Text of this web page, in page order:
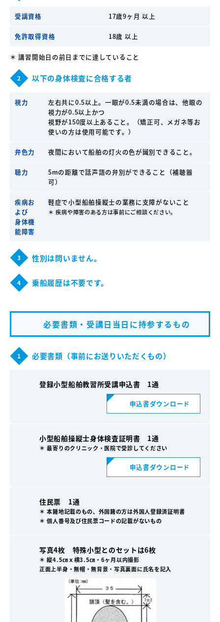
受講資格 17歳9ヶ月 以上
免許取得資格 18歳 以上
＊ 講習開始日の前日までに達していること
2 以下の身体検査に合格する者
視力
左右共に0.5以上。一眼が0.5未満の場合は、他眼の
視力が0.5以上かつ
視野が150度以上あること。（矯正可、メガネ等お
使いの方は使用可能です。）
弁色力 夜間において船舶の灯火の色が識別できること。
聴力
5mの距離で話声語の弁別ができること（補聴器
可）
疾病お
よび
身体機
能障害
軽症で小型船舶操縦士の業務に支障がないこと
＊ 疾病や障害のある方は事前にご相談ください。
3 性別は問いません。
4 乗船履歴は不要です。
必要書類・受講日当日に持参するもの
1 必要書類（事前にお送りいただくもの）
登録小型船舶教習所受講申込書 1通
申込書ダウンロード
小型船舶操縦士身体検査証明書 1通
＊ 最寄りのクリニック・医院で受診してください
申込書ダウンロード
住民票 1通
＊ 本籍地記載のもの、外国籍の方は外国人登録済証明書
＊ 個人番号及び住民票コードの記載がないもの
写真4枚 特殊小型とのセットは6枚
＊ 縦4.5㎝ｘ横3.5㎝・6ヶ月以内撮影
正面上半身・無帽・無背景・写真裏面に氏名を記入